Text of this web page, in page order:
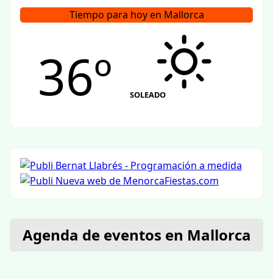
Tiempo para hoy en Mallorca
36º SOLEADO
Agenda de eventos en Mallorca